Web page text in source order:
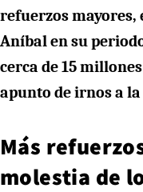
refuerzos mayores,
Aníbal en su
cerca de 15
apunto de irnos a
Más
molestia de